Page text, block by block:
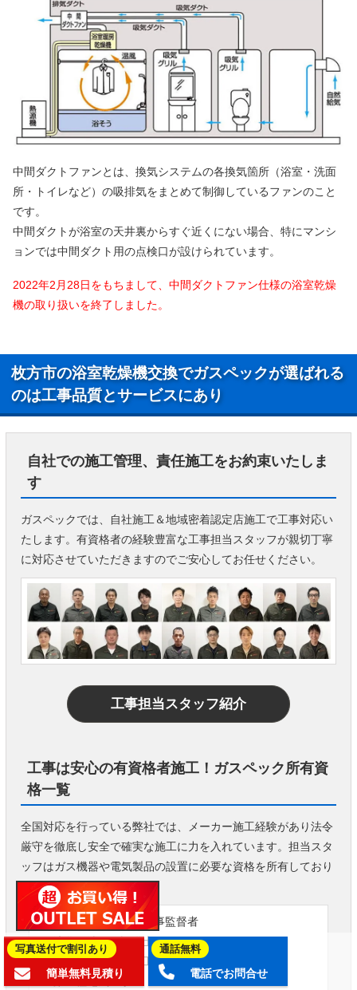
中間ダクトファンとは、換気システムの各換気箇所（浴室・洗面
所・トイレなど）の吸排気をまとめて制御しているファンのこと
です。
中間ダクトが浴室の天井裏からすぐ近くにない場合、特にマンシ
ョンでは中間ダクト用の点検口が設けられています。
2022年2月28日をもちまして、中間ダクトファン仕様の浴室乾燥
機の取り扱いを終了しました。
枚方市の浴室乾燥機交換でガスペックが選ばれる
のは工事品質とサービスにあり
自社での施工管理、責任施工をお約束いたしま
す
ガスペックでは、自社施工＆地域密着認定店施工で工事対応い
たします。有資格者の経験豊富な工事担当スタッフが親切丁寧
に対応させていただきますのでご安心してお任せください。
工事担当スタッフ紹介
工事は安心の有資格者施工！ガスペック所有資
格一覧
全国対応を行っている弊社では、メーカー施工経験があり法令
厳守を徹底し安全で確実な施工に力を入れています。担当スタ
ッフはガス機器や電気製品の設置に必要な資格を所有しており
ます。
ガス可とう管接続工事監督者
液化石油ガス設備士
ガス消費機器設置工事監督者
第二種電気工事士
写真送付で割引あり
簡単無料見積り
通話無料
電話でお問合せ